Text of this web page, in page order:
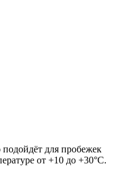
для пробежек
от +10 до +30°C.